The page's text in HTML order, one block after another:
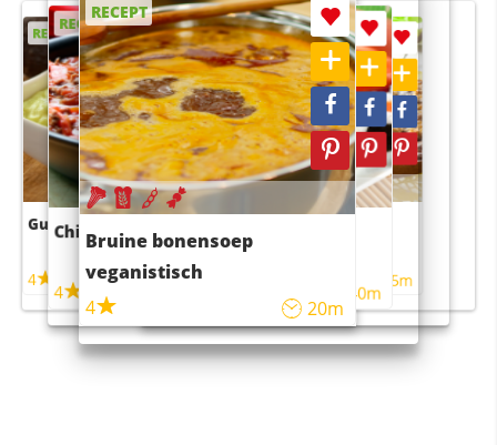
RECEPT
Guacamole
4
RECEPT
Chili con carne
4 45m
RECEPT
Bruine bonensoep
veganistisch
4
20m
RECEPT
Sushi rijstsalade
maaltijdsalade
40m
RECEPT
4 55m